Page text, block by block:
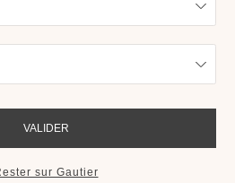
nos collections
RECEVOIR